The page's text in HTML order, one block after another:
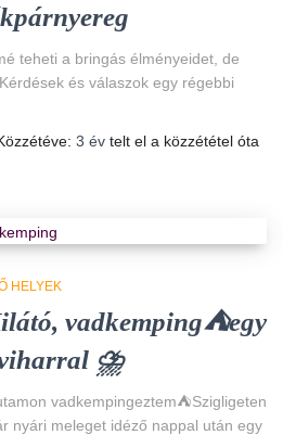
teheti a bringás élményeidet, de
és válaszok egy régebbi
3 év telt el a közzététel óta
HELYEK
vadkemping⛺egy
⛈️
vadkempingeztem⛺Szigligeten
nyári meleget idéző nappal után egy